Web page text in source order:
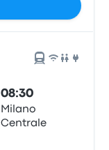
08:30
Milano
Centrale